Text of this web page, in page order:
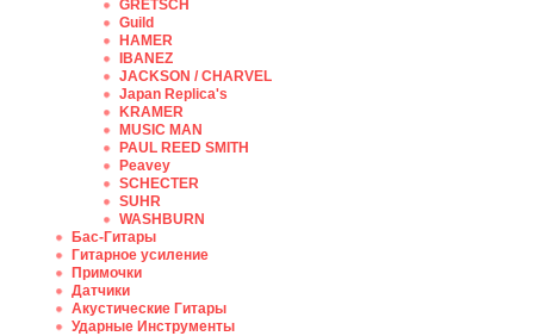
GRETSCH
Guild
HAMER
IBANEZ
JACKSON / CHARVEL
Japan Replica's
KRAMER
MUSIC MAN
PAUL REED SMITH
Peavey
SCHECTER
SUHR
WASHBURN
Бас-Гитары
Гитарное усиление
Примочки
Датчики
Акустические Гитары
Ударные Инструменты